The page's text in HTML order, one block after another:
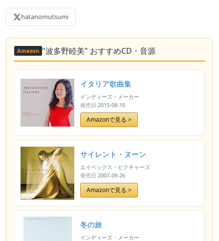
hatanomutsumi
Amazon "波多野睦美" おすすめCD・音源
イタリア歌曲集
インディーズ・メーカー
発売日 2015-08-10
Amazonで見る >
サイレント・ヌーン
エイベックス・ピクチャーズ
発売日 2007-09-26
Amazonで見る >
冬の旅
インディーズ・メーカー